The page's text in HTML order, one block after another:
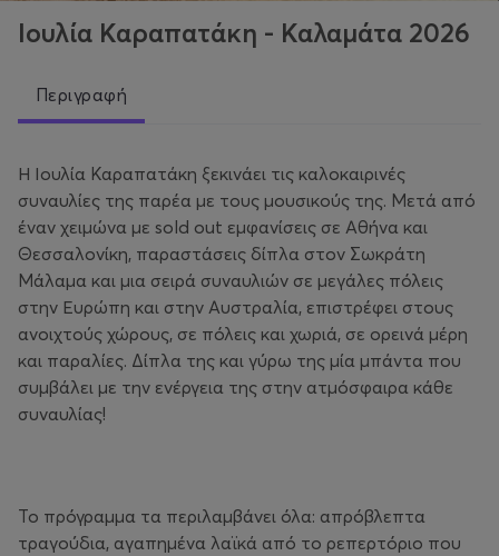
Ιουλία Καραπατάκη - Καλαμάτα 2026
Περιγραφή
Η Ιουλία Καραπατάκη ξεκινάει τις καλοκαιρινές
συναυλίες της παρέα με τους μουσικούς της. Μετά από
έναν χειμώνα με sold out εμφανίσεις σε Αθήνα και
Θεσσαλονίκη, παραστάσεις δίπλα στον Σωκράτη
Μάλαμα και μια σειρά συναυλιών σε μεγάλες πόλεις
στην Ευρώπη και στην Αυστραλία, επιστρέφει στους
ανοιχτούς χώρους, σε πόλεις και χωριά, σε ορεινά μέρη
και παραλίες. Δίπλα της και γύρω της μία μπάντα που
συμβάλει με την ενέργεια της στην ατμόσφαιρα κάθε
συναυλίας!
Το πρόγραμμα τα περιλαμβάνει όλα: απρόβλεπτα
τραγούδια, αγαπημένα λαϊκά από το ρεπερτόριο που